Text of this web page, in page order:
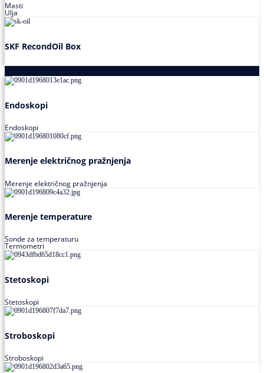
Masti
Ulja
SKF RecondOil Box
Endoskopi
Endoskopi
Merenje električnog pražnjenja
Merenje električnog pražnjenja
Merenje temperature
Sonde za temperaturu
Termometri
Stetoskopi
Stetoskopi
Stroboskopi
Stroboskopi